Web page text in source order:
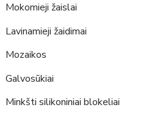
Mokomieji žaislai
Lavinamieji žaidimai
Mozaikos
Galvosūkiai
Minkšti silikoniniai blokeliai